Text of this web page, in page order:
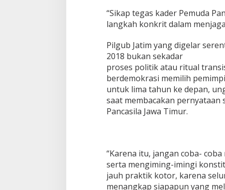
m
“Sikap tegas kader Pemuda
langkah konkrit dalam
Pilgub Jatim yang digelar
2018 bukan sekadar
proses politik atau ritual
berdemokrasi memilih
untuk lima tahun ke depan,
saat membacakan pernyataan
Pancasila Jawa Timur.
“Karena itu, jangan coba-
serta mengiming-imingi
jauh praktik kotor, karena
menangkap siapapun yang